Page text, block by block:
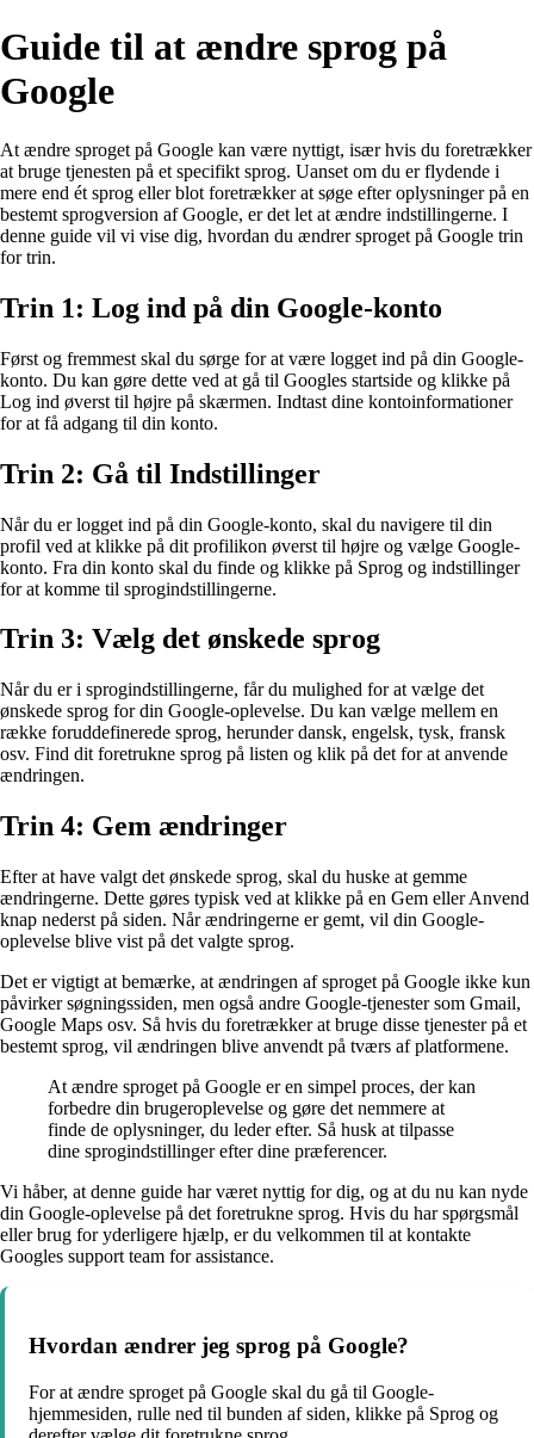
Guide til at ændre sprog på
Google
At ændre sproget på Google kan være nyttigt, især hvis du foretrækker
at bruge tjenesten på et specifikt sprog. Uanset om du er flydende i
mere end ét sprog eller blot foretrækker at søge efter oplysninger på en
bestemt sprogversion af Google, er det let at ændre indstillingerne. I
denne guide vil vi vise dig, hvordan du ændrer sproget på Google trin
for trin.
Trin 1: Log ind på din Google-konto
Først og fremmest skal du sørge for at være logget ind på din Google-
konto. Du kan gøre dette ved at gå til Googles startside og klikke på
Log ind øverst til højre på skærmen. Indtast dine kontoinformationer
for at få adgang til din konto.
Trin 2: Gå til Indstillinger
Når du er logget ind på din Google-konto, skal du navigere til din
profil ved at klikke på dit profilikon øverst til højre og vælge Google-
konto. Fra din konto skal du finde og klikke på Sprog og indstillinger
for at komme til sprogindstillingerne.
Trin 3: Vælg det ønskede sprog
Når du er i sprogindstillingerne, får du mulighed for at vælge det
ønskede sprog for din Google-oplevelse. Du kan vælge mellem en
række foruddefinerede sprog, herunder dansk, engelsk, tysk, fransk
osv. Find dit foretrukne sprog på listen og klik på det for at anvende
ændringen.
Trin 4: Gem ændringer
Efter at have valgt det ønskede sprog, skal du huske at gemme
ændringerne. Dette gøres typisk ved at klikke på en Gem eller Anvend
knap nederst på siden. Når ændringerne er gemt, vil din Google-
oplevelse blive vist på det valgte sprog.
Det er vigtigt at bemærke, at ændringen af sproget på Google ikke kun
påvirker søgningssiden, men også andre Google-tjenester som Gmail,
Google Maps osv. Så hvis du foretrækker at bruge disse tjenester på et
bestemt sprog, vil ændringen blive anvendt på tværs af platformene.
At ændre sproget på Google er en simpel proces, der kan
forbedre din brugeroplevelse og gøre det nemmere at
finde de oplysninger, du leder efter. Så husk at tilpasse
dine sprogindstillinger efter dine præferencer.
Vi håber, at denne guide har været nyttig for dig, og at du nu kan nyde
din Google-oplevelse på det foretrukne sprog. Hvis du har spørgsmål
eller brug for yderligere hjælp, er du velkommen til at kontakte
Googles support team for assistance.
Hvordan ændrer jeg sprog på Google?
For at ændre sproget på Google skal du gå til Google-
hjemmesiden, rulle ned til bunden af siden, klikke på Sprog og